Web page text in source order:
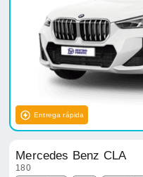
Entrega rápida
Mercedes Benz CLA
180